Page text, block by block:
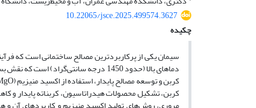
10.22065/jsce.2025.499574.3627
چکیده
سیمان یکی از پرکاربردترین مصالح ساختمانی است که
دماهای بالا (حدود 1450 درجه
کربن، تشکیل محصولات هیدراتاسیون، کربناته پایدار و